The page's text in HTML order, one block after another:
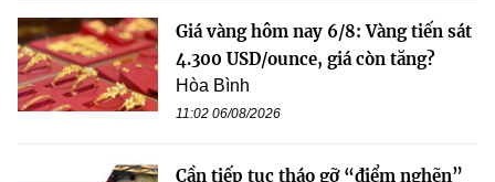
Giá vàng hôm nay 6/8: Vàng tiến sát
4.300 USD/ounce, giá còn tăng?
Hòa Bình
11:02 06/08/2026
Cần tiếp tục tháo gỡ “điểm nghẽn”